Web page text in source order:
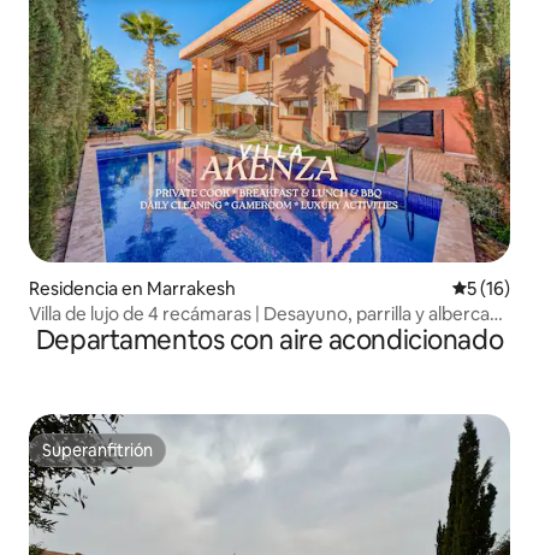
Residencia en Marrakesh
5 (16)
Villa de lujo de 4 recámaras | Desayuno, parrilla y alberca
privada
Departamentos con aire acondicionado
Superanfitrión
Superanfitrión